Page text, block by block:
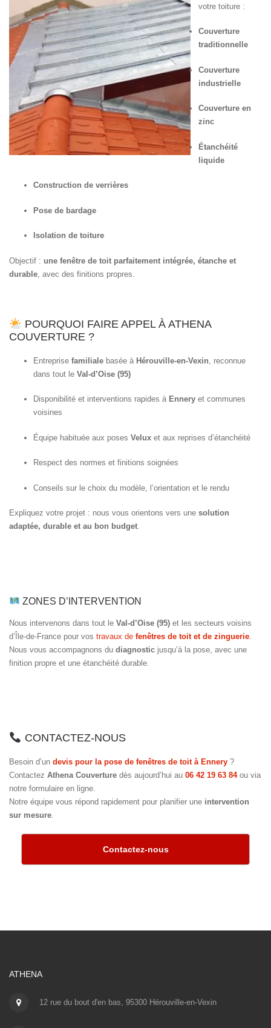
votre toiture :
Couverture
traditionnelle
Couverture
industrielle
Couverture en
zinc
Étanchéité
liquide
Construction de verrières
Pose de bardage
Isolation de toiture
Objectif : une fenêtre de toit parfaitement intégrée, étanche et
durable , avec des finitions propres.
POURQUOI FAIRE APPEL À ATHENA
COUVERTURE ?
Entreprise familiale basée à Hérouville-en-Vexin , reconnue
dans tout le Val-d’Oise (95)
Disponibilité et interventions rapides à Ennery et communes
voisines
Équipe habituée aux poses Velux et aux reprises d’étanchéité
Respect des normes et finitions soignées
Conseils sur le choix du modèle, l’orientation et le rendu
Expliquez votre projet : nous vous orientons vers une solution
adaptée, durable et au bon budget.
ZONES D’INTERVENTION
Nous intervenons dans tout le Val-d’Oise (95) et les secteurs voisins
d’Île-de-France pour vos travaux de fenêtres de toit et de zinguerie
Nous vous accompagnons du diagnostic jusqu’à la pose, avec une
finition propre et une étanchéité durable.
CONTACTEZ-NOUS
Besoin d’un devis pour la pose de fenêtres de toit à Ennery ?
Contactez Athena Couverture dès aujourd’hui au 06 42 19 63 84ou via
notre formulaire en ligne.
Notre équipe vous répond rapidement pour planifier une intervention
sur mesure.
Contactez-nous
ATHENA
12 rue du bout d'en bas, 95300 Hérouville-en-Vexin